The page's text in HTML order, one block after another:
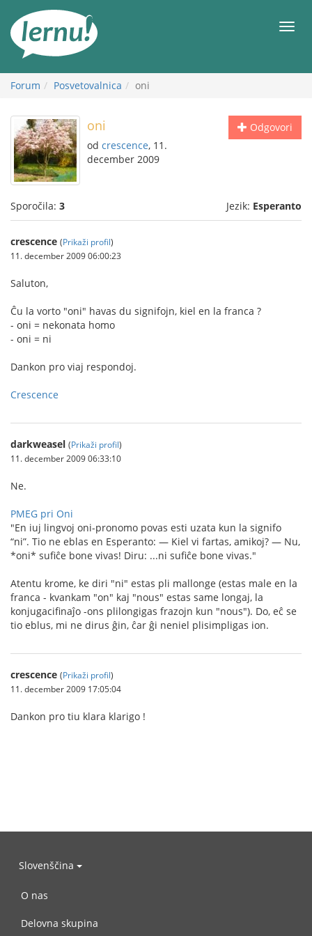
vsebini
Meni
Forum Posvetovalnica oni
Odgovori
oni
od crescence, 11.
december 2009
Sporočila: 3 Jezik: Esperanto
crescence (Prikaži profil)
11. december 2009 06:00:23
Saluton,
Ĉu la vorto "oni" havas du signifojn, kiel en la franca ?
- oni = nekonata homo
- oni = ni
Dankon pro viaj respondoj.
Crescence
darkweasel (Prikaži profil)
11. december 2009 06:33:10
Ne.
PMEG pri Oni
"En iuj lingvoj oni-pronomo povas esti uzata kun la signifo
“ni”. Tio ne eblas en Esperanto: — Kiel vi fartas, amikoj? — Nu,
*oni* sufiĉe bone vivas! Diru: ...ni sufiĉe bone vivas."
Atentu krome, ke diri "ni" estas pli mallonge (estas male en la
franca - kvankam "on" kaj "nous" estas same longaj, la
konjugacifinaĵo -ons plilongigas frazojn kun "nous"). Do, eĉ se
tio eblus, mi ne dirus ĝin, ĉar ĝi neniel plisimpligas ion.
crescence (Prikaži profil)
11. december 2009 17:05:04
Dankon pro tiu klara klarigo !
Slovenščina
O nas
Delovna skupina